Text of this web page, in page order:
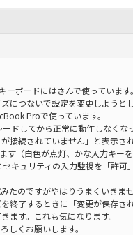
ボードにはさんで使っています。
につないで設定を変更しようと
Proで使っています。
ドしてから正常に動作しなくな
接続されていません」と表示され
す（白色が点灯、かな入力キー
キュリティの入力監視を「許可
たのですがやはりうまくいきませ
終了するときに「変更が保存さ
ます。これも気になります。
しくお願いします。